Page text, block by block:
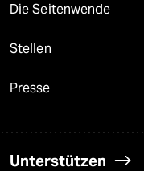
Die Seitenwende
Stellen
Presse
Unterstützen